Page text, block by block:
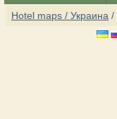
Hotel maps / Украина /